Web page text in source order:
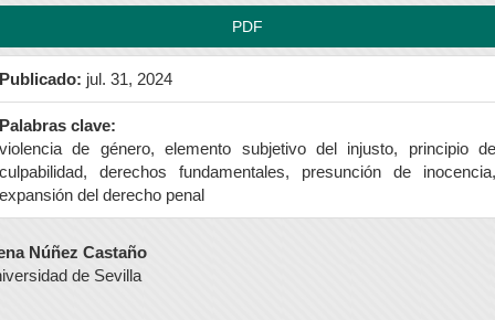
PDF
Publicado: jul. 31, 2024
Palabras clave:
violencia de género, elemento subjetivo del injusto, principio de
culpabilidad, derechos fundamentales, presunción de inocencia,
expansión del derecho penal
Núñez Castaño
de Sevilla